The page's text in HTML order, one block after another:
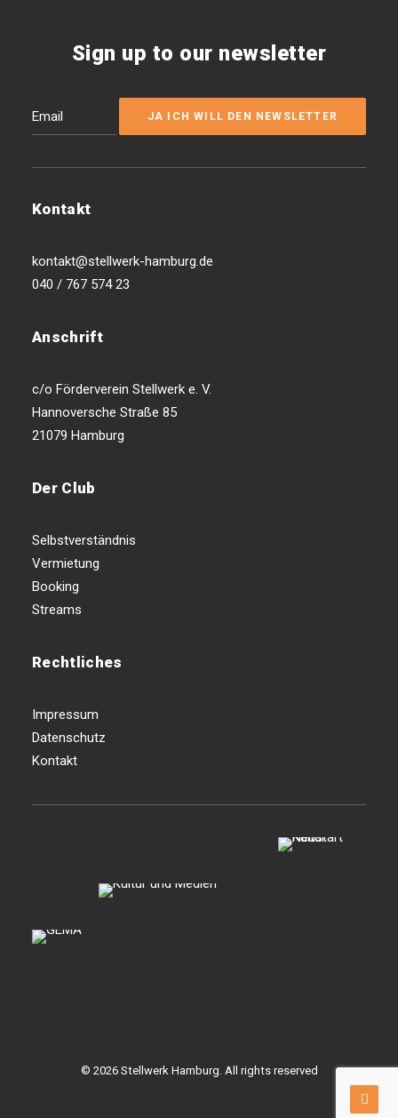
Sign up to our newsletter
Kontakt
kontakt@stellwerk-hamburg.de
040 / 767 574 23
Anschrift
c/o Förderverein Stellwerk e. V.
Hannoversche Straße 85
21079 Hamburg
Der Club
Selbstverständnis
Vermietung
Booking
Streams
Rechtliches
Impressum
Datenschutz
Kontakt
© 2026 Stellwerk Hamburg. All rights reserved